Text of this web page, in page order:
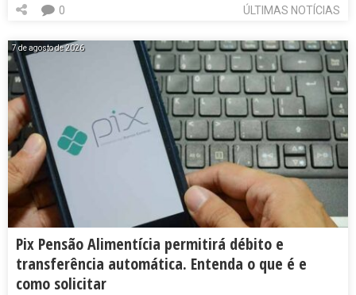
ÚLTIMAS NOTÍCIAS
0
7 de agosto de 2026
Pix Pensão Alimentícia permitirá débito e
transferência automática. Entenda o que é e
como solicitar